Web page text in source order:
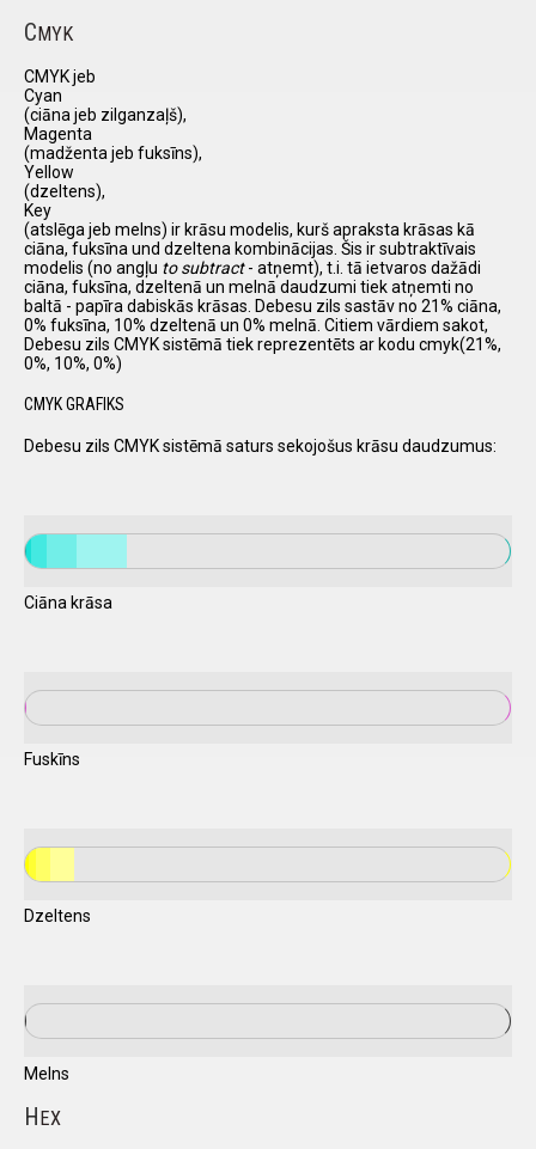
CMYK
CMYK jeb
Cyan
(ciāna jeb zilganzaļš),
Magenta
(madženta jeb fuksīns),
Yellow
(dzeltens),
Key
(atslēga jeb melns) ir krāsu modelis, kurš apraksta krāsas kā
ciāna, fuksīna und dzeltena kombinācijas. Šis ir subtraktīvais
modelis (no angļu to subtract- atņemt), t.i. tā ietvaros dažādi
ciāna, fuksīna, dzeltenā un melnā daudzumi tiek atņemti no
baltā - papīra dabiskās krāsas. Debesu zils sastāv no 21% ciāna,
0% fuksīna, 10% dzeltenā un 0% melnā. Citiem vārdiem sakot,
Debesu zils CMYK sistēmā tiek reprezentēts ar kodu cmyk(21%,
0%, 10%, 0%)
CMYK GRAFIKS
Debesu zils CMYK sistēmā saturs sekojošus krāsu daudzumus:
Ciāna krāsa
Fuskīns
Dzeltens
Melns
HEX